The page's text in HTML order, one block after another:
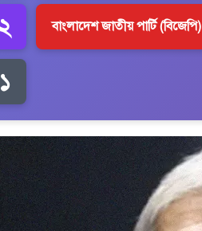
২ বাংলাদেশ জাতীয় পার্টি (বিজেপি)
১